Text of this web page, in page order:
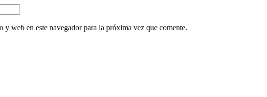
web en este navegador para la próxima vez que comente.